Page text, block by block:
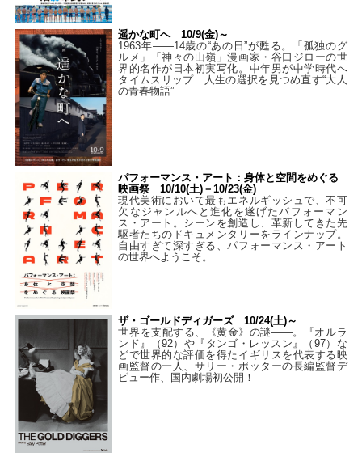
遥かな町へ 10/9(金)～
1963年――14歳の“あの日”が甦る。「孤独のグ
ルメ」「神々の山嶺」漫画家・谷口ジローの世
界的名作が日本初実写化。中年男が中学時代へ
タイムスリップ…人生の選択を見つめ直す“大人
の青春物語”
パフォーマンス・アート：身体と空間をめぐる
映画祭 10/10(土)－10/23(金)
現代美術において最もエネルギッシュで、不可
欠なジャンルへと進化を遂げたパフォーマン
ス・アート。シーンを創造し、革新してきた先
駆者たちのドキュメンタリーをラインナップ。
自由すぎて深すぎる、パフォーマンス・アート
の世界へようこそ。
ザ・ゴールドディガーズ 10/24(土)～
世界を支配する、《黄金》の謎――。『オルラ
ンド』（92）や『タンゴ・レッスン』（97）な
どで世界的な評価を得たイギリスを代表する映
画監督の一人、サリー・ポッターの長編監督デ
ビュー作、国内劇場初公開！